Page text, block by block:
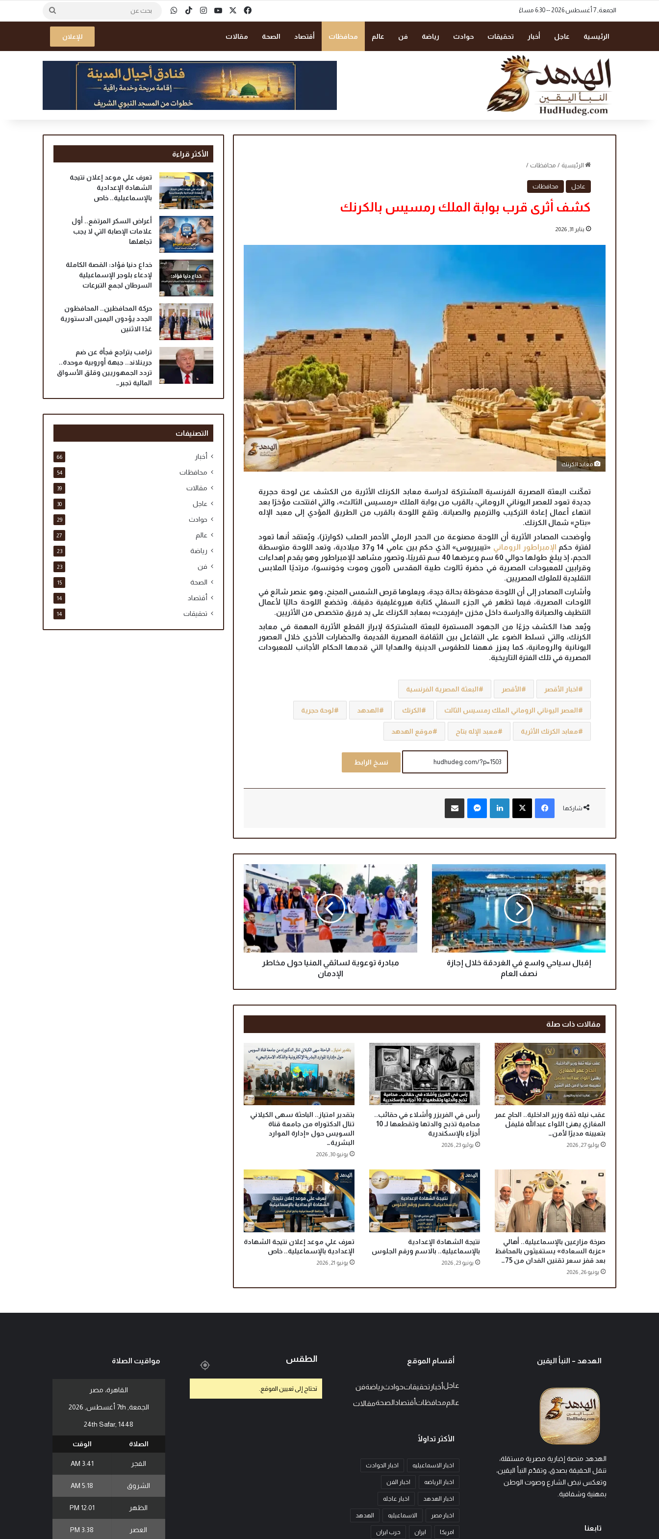
الجمعة, 7 أغسطس 2026 -- 6:30 مساءً فيسبوك ‫YouTubeانستقرام‫TikTokواتساب
الرئيسية عاجل أخبار تحقيقات حوادث رياضة فن عالم محافظات أقتصاد الصحة مقالات للإعلان
الرئيسية / محافظات /
عاجل محافظات
كشف أثرى قرب بوابة الملك رمسيس بالكرنك
يناير 31, 2026
معابد الكرنك
تمكّنت البعثة المصرية الفرنسية المشتركة لدراسة معابد الكرنك الأثرية من الكشف عن لوحة حجرية
جديدة تعود للعصر اليوناني الروماني، بالقرب من بوابة الملك «رمسيس الثالث»، والتي افتتحت مؤخرًا بعد
انتهاء أعمال إعادة التركيب والترميم والصيانة. وتقع اللوحة بالقرب من الطريق المؤدي إلى معبد الإله
«بتاح» شمال الكرنك.
وأوضحت المصادر الأثرية أن اللوحة مصنوعة من الحجر الرملي الأحمر الصلب (كوارتز)، ويُعتقد أنها تعود
لفترة حكم الإمبراطور الروماني
«تيبيريوس» الذي حكم بين عامي 14 و37 ميلادية، وتعد اللوحة متوسطة
الحجم، إذ يبلغ طولها حوالي 60 سم وعرضها 40 سم تقريبًا، وتصور مشاهد للإمبراطور وهو يقدم إهداءات
وقرابين للمعبودات المصرية في حضرة ثالوث طيبة المقدس (آمون وموت وخونسو)، مرتديًا الملابس
التقليدية للملوك المصريين.
وأشارت المصادر إلى أن اللوحة محفوظة بحالة جيدة، ويعلوها قرص الشمس المجنح، وهو عنصر شائع في
اللوحات المصرية، فيما تظهر في الجزء السفلي كتابة هيروغليفية دقيقة. وتخضع اللوحة حاليًا لأعمال
التنظيف والصيانة والدراسة داخل مخزن «إيفرجت» بمعابد الكرنك على يد فريق متخصص من الأثريين.
ويُعد هذا الكشف جزءًا من الجهود المستمرة للبعثة المشتركة لإبراز القطع الأثرية المهمة في معابد
الكرنك، والتي تسلط الضوء على التفاعل بين الثقافة المصرية القديمة والحضارات الأخرى خلال العصور
اليونانية والرومانية، كما يعزز فهمنا للطقوس الدينية والهدايا التي قدمها الحكام الأجانب للمعبودات
المصرية في تلك الفترة التاريخية.
اخبار الأقصر الأقصر البعثة المصرية الفرنسية
العصر اليوناني الروماني الملك رمسيس الثالث الكرنك الهدهد لوحة حجرية
معابد الكرنك الأثرية معبد الإله بتاح موقع الهدهد
نسخ الرابط
شاركها
فيسبوك ‫X لينكدإن
إ
ق
ب
ا
ل
س
ي
ا
ح
ع
ا
ل
غ
د
ق
ة
خ
ل
ا
ل
إ
ا
ص
ف
ا
ل
ع
ا
م
إقبال سياحي واسع في الغردقة خلال إجازة
نصف العام
م
ب
ا
د
ر
ة
ت
و
ع
س
ق
ي
ا
ل
م
ن
ي
ا
ح
و
ا
ط
ر
ا
ل
إ
د
م
ا
مبادرة توعوية لسائقي المنيا حول مخاطر
الإدمان
مقالات ذات صلة
عقب نيله ثقة وزير الداخلية.. الحاج عمر
المغازي يهنئ اللواء عبدالله فليفل
بتعيينه مديرًا لأمن…
يوليو 27, 2026
رأس في الفريزر وأشلاء في حقائب..
محامية تذبح والدتها وتقطعها لـ 10
أجزاء بالإسكندرية
يوليو 23, 2026
بتقدير امتياز.. الباحثة سهى الكيلاني
تنال الدكتوراه من جامعة قناة
السويس حول «إدارة الموارد
البشرية…
يونيو 30, 2026
صرخة مزارعين بالإسماعيلية.. أهالي
«عزبة السعادة» يستغيثون بالمحافظ
بعد قفز سعر تقنين الفدان من 75…
يونيو 26, 2026
نتيجة الشهادة الإعدادية
بالإسماعيلية.. بالاسم ورقم الجلوس
يونيو 23, 2026
تعرف علي موعد إعلان نتيجة الشهادة
الإعدادية بالإسماعيلية.. خاص
يونيو 21, 2026
الأكثر قراءة
تعرف علي موعد إعلان نتيجة
الشهادة الإعدادية
بالإسماعيلية.. خاص
أعراض السكر المرتفع.. أول
علامات الإصابة التي لا يجب
تجاهلها
خداع دنيا فؤاد: القصة الكاملة
لإدعاء بلوجر الإسماعيلية
السرطان لجمع التبرعات
حركة المحافظين.. المحافظون
الجدد يؤدون اليمين الدستورية
غدًا الاثنين
ترامب يتراجع فجأة عن ضم
جرينلاند.. جبهة أوروبية موحدة..
تردد الجمهوريين وقلق الأسواق
المالية تجبر…
التصنيفات
أخبار 66
محافظات 54
مقالات 39
عاجل 30
حوادث 29
عالم 27
رياضة 23
فن 23
الصحة 15
أقتصاد 14
تحقيقات 14
الهدهد – النبأ اليقين
الهدهد منصة إخبارية مصرية مستقلة،
تنقل الحقيقة بصدق، وتقدّم النبأ اليقين،
وتعكس نبض الشارع وصوت الوطن
بمهنية وشفافية.
تابعنا
أقسام الموقع
عاجلأخبار تحقيقاتحوادثرياضةفن
عالممحافظاتأقتصادالصحةمقالات
الأكثر تداولًا
اخبار الاسماعيليه اخبار الحوادث
اخبار الرياضه اخبار الفن
اخبار الهدهد اخبار عاجله
اخبار مصر الاسماعيليه الهدهد
امريكا ايران حرب ايران
الطقس
تحتاج إلى تعيين الموقع.
مواقيت الصلاة
القاهرة، مصر
الجمعة, 7th أغسطس, 2026
24th Safar, 1448
الصلاة الوقت
الفجر 3:41 AM
الشروق 5:18 AM
الظهر 12:01 PM
العصر 3:38 PM